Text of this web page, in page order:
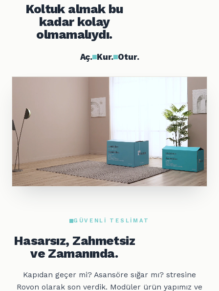
Koltuk almak bu
kadar kolay
olmamalıydı.
Aç. Kur. Otur.
GÜVENLI TESLIMAT
Hasarsız, Zahmetsiz
ve Zamanında.
Kapıdan geçer mi? Asansöre sığar mı? stresine
Rovon olarak son verdik. Modüler ürün yapımız ve